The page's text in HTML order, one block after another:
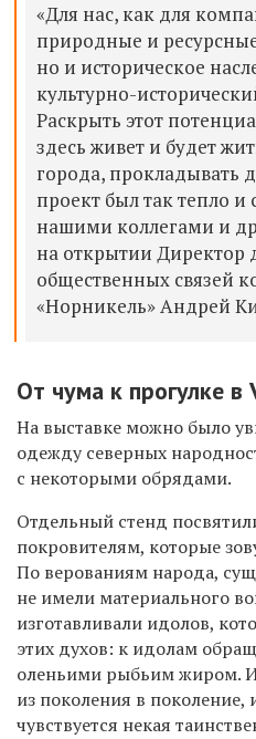
«Для нас, как для
природные и ресурсные
но и историческое
культурно-
Раскрыть этот
здесь живет и будет
города, прокладывать
проект был так тепло и
нашими коллегами и
на открытии Директор
общественных связей
«Норникель» Андрей
От чума к прогулке в
На выставке можно было
одежду северных
с некоторыми обрядами.
Отдельный стенд
покровителям, которые
По верованиям народа,
не имели материального
изготавливали идолов,
этих духов: к идолам
оленьими рыбьим жиром.
из поколения в поколение,
чувствуется некая